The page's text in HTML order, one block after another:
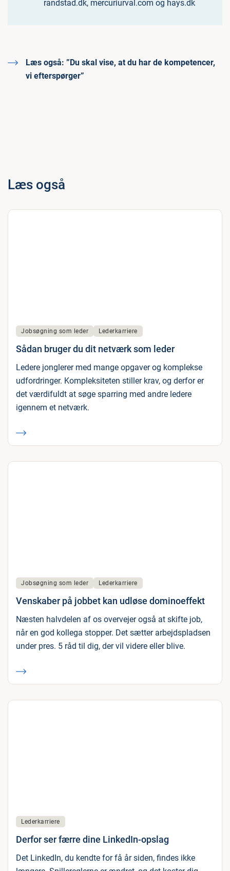
randstad.dk, mercuriurval.com og hays.dk
Læs også: ”Du skal vise, at du har de kompetencer,
vi efterspørger”
Læs også
Jobsøgning som leder Lederkarriere
Sådan bruger du dit netværk som leder
Ledere jonglerer med mange opgaver og komplekse
udfordringer. Kompleksiteten stiller krav, og derfor er
det værdifuldt at søge sparring med andre ledere
igennem et netværk.
Jobsøgning som leder Lederkarriere
Venskaber på jobbet kan udløse dominoeffekt
Næsten halvdelen af os overvejer også at skifte job,
når en god kollega stopper. Det sætter arbejdspladsen
under pres. 5 råd til dig, der vil videre eller blive.
Lederkarriere
Derfor ser færre dine LinkedIn-opslag
Det LinkedIn, du kendte for få år siden, findes ikke